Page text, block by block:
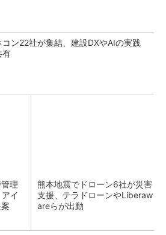
ン22社が集結、建設DXやAIの実践
有
理
イ
熊本地震でドローン6社が災害
支援、テラドローンやLiberaw
areらが出動